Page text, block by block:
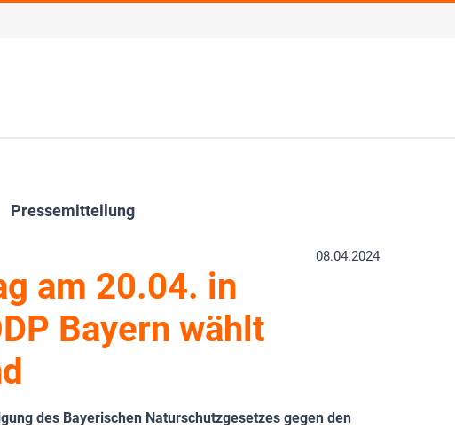
Pressemitteilung
08.04.2024
am 20.04. in
Bayern wählt
des Bayerischen Naturschutzgesetzes gegen den